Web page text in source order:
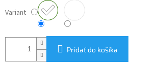
Variant
Pridať do košíka